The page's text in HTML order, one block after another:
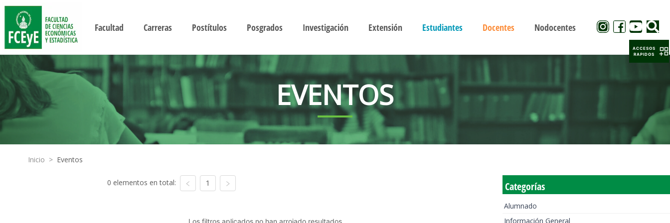
Facultad Carreras Postítulos Posgrados Investigación Extensión Estudiantes Docentes Nodocentes
EVENTOS
Inicio > Eventos
0 elementos en total: 1
Los filtros aplicados no han arrojado resultados
Categorías
Alumnado
Información General
ACCESOS
RAPIDOS